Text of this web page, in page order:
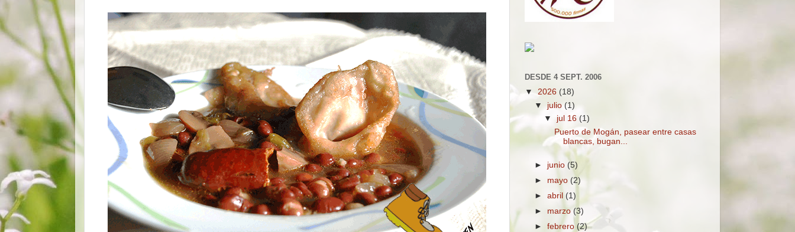
DESDE 4 SEPT. 2006
▼ 2026 (18)
▼ julio(1)
▼jul 16(1)
Puerto de Mogán, pasear entre casas
blancas, bugan...
► junio (5)
► mayo (2)
►abril(1)
► marzo (3)
►febrero(2)